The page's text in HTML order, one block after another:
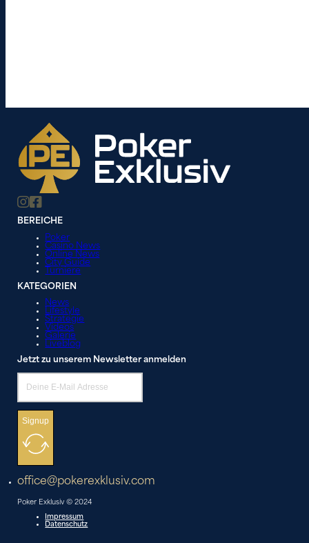
BEREICHE
Poker
Casino News
Online News
City Guide
Turniere
KATEGORIEN
News
Lifestyle
Strategie
Videos
Galerie
Liveblog
Jetzt zu unserem Newsletter anmelden
Signup
office@pokerexklusiv.com
Poker Exklusiv © 2024
Impressum
Datenschutz